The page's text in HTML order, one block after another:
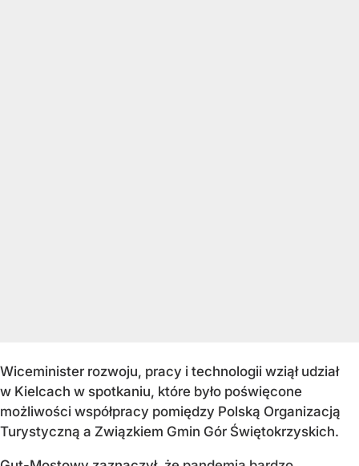
Wiceminister rozwoju, pracy i technologii wziął udział
w Kielcach w spotkaniu, które było poświęcone
możliwości współpracy pomiędzy Polską Organizacją
Turystyczną a Związkiem Gmin Gór Świętokrzyskich.